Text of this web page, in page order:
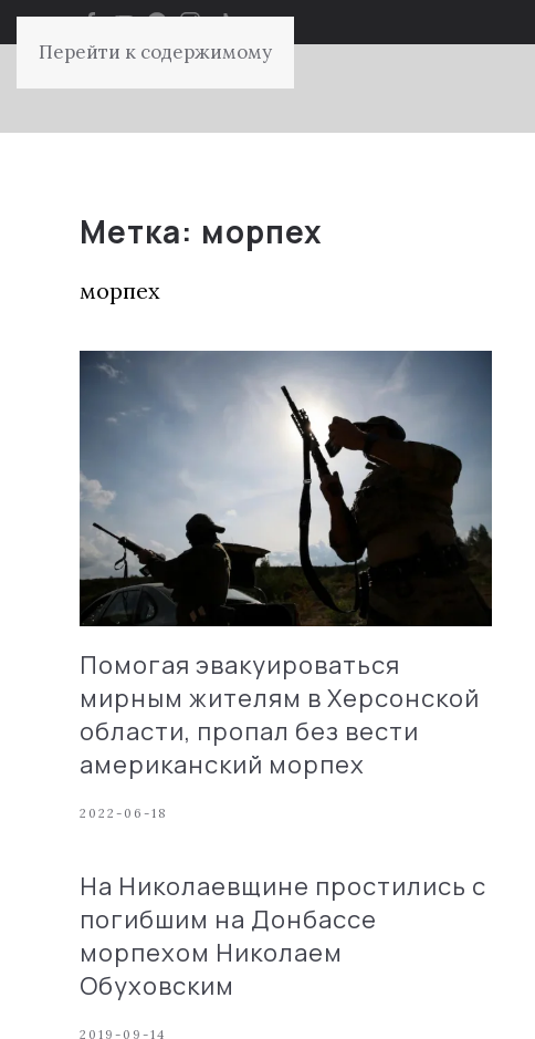
Перейти к содержимому
Метка: морпех
морпех
Помогая эвакуироваться
мирным жителям в Херсонской
области, пропал без вести
американский морпех
2022-06-18
На Николаевщине простились с
погибшим на Донбассе
морпехом Николаем
Обуховским
2019-09-14